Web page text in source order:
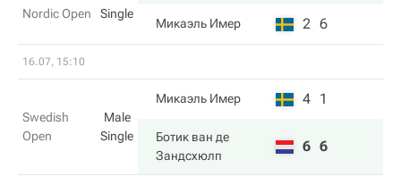
Nordic Open
Single
Микаэль Имер 2 6
16.07, 15:10
Swedish
Open
Male
Single
Микаэль Имер 4 1
Ботик ван де
Зандсхюлп
6 6